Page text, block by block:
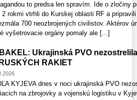
to predsa len spravím. Ide o zločiny
2 rokmi vtrhli do Kurskej oblasti RF a
700 neozbrojených civilistov. Aktérov
vyšetrovacie orgány pomaly ale [...]
Ukrajinská PVO
RAKIET
KYJEVA dnes v noci ukrajinská PVO
na zbrojovky a vojenskú logistiku v